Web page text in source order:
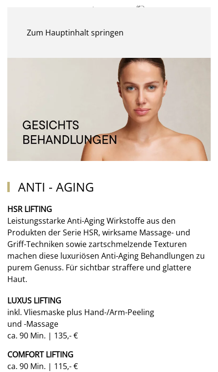
Zum Hauptinhalt springen
ANTI - AGING
HSR LIFTING
Leistungsstarke Anti-Aging Wirkstoffe aus den
Produkten der Serie HSR, wirksame Massage- und
Griff-Techniken sowie zartschmelzende Texturen
machen diese luxuriösen Anti-Aging Behandlungen zu
purem Genuss. Für sichtbar straffere und glattere
Haut.
LUXUS LIFTING
inkl. Vliesmaske plus Hand-/Arm-Peeling
und -Massage
ca. 90 Min. | 135,- €
COMFORT LIFTING
ca. 90 Min. | 115,- €